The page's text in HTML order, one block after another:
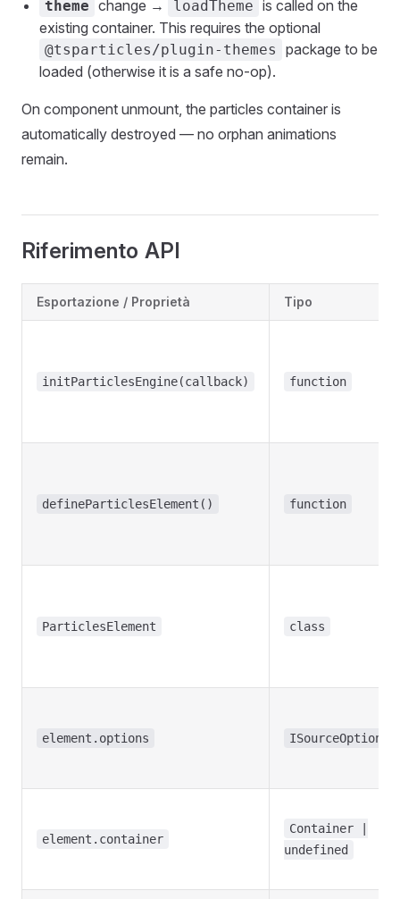
theme change → loadTheme is called on the
existing container. This requires the optional
@tsparticles/plugin-themes
package to be
loaded (otherwise it is a safe no-op).
On component unmount, the particles container is
automatically destroyed — no orphan animations
remain.
Riferimento API
Esportazione / Proprietà Tipo
initParticlesEngine(callback) function
defineParticlesElement() function
ParticlesElement class
element.options ISourceOptions
element.container
Container |
undefined